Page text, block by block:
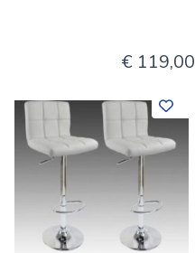
€ 119,00